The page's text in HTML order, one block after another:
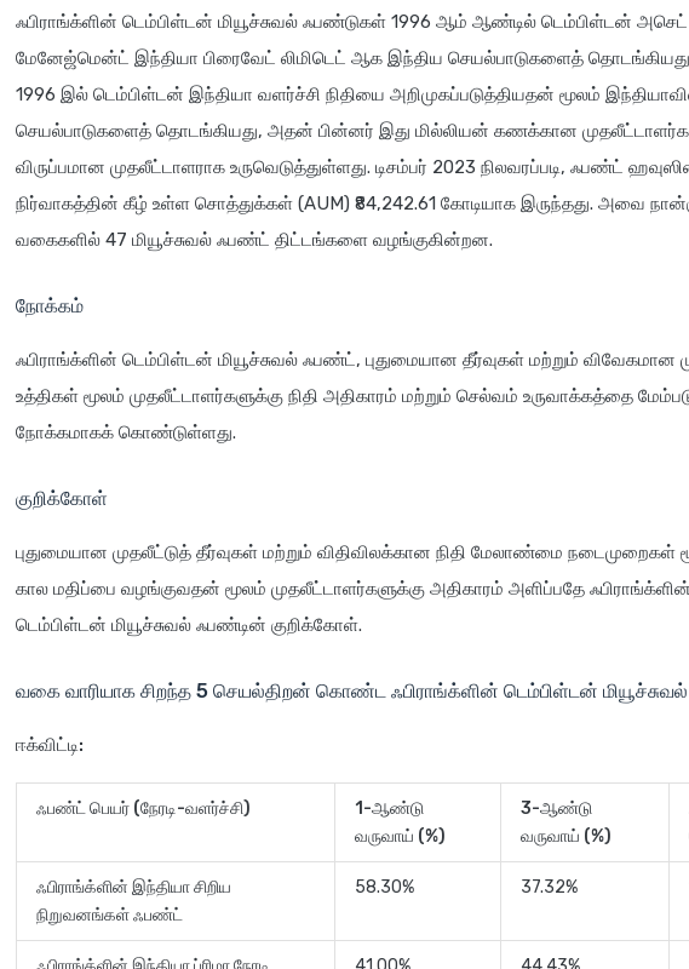
ஃபிராங்க்ளின் டெம்பிள்டன் மியூச்சுவல் ஃபண்டுகள் 1996 ஆம் ஆண்டில் டெம்பிள்டன் அசெட்
மேனேஜ்மென்ட் இந்தியா பிரைவேட் லிமிடெட் ஆக இந்திய செயல்பாடுகளைத்
1996 இல் டெம்பிள்டன் இந்தியா வளர்ச்சி நிதியை அறிமுகப்படுத்தியதன் மூலம்
செயல்பாடுகளைத் தொடங்கியது, அதன் பின்னர் இது மில்லியன் கணக்கான
விருப்பமான முதலீட்டாளராக உருவெடுத்துள்ளது. டிசம்பர் 2023 நிலவரப்படி, ஃபண்ட்
நிர்வாகத்தின் கீழ் உள்ள சொத்துக்கள் (AUM) ₹84,242.61 கோடியாக இருந்தது. அவை
வகைகளில் 47 மியூச்சுவல் ஃபண்ட் திட்டங்களை வழங்குகின்றன.
நோக்கம்
ஃபிராங்க்ளின் டெம்பிள்டன் மியூச்சுவல் ஃபண்ட், புதுமையான தீர்வுகள் மற்றும் விவேகமான
உத்திகள் மூலம் முதலீட்டாளர்களுக்கு நிதி அதிகாரம் மற்றும் செல்வம் உருவாக்கத்தை
நோக்கமாகக் கொண்டுள்ளது.
குறிக்கோள்
புதுமையான முதலீட்டுத் தீர்வுகள் மற்றும் விதிவிலக்கான நிதி மேலாண்மை நடைமுறைகள்
கால மதிப்பை வழங்குவதன் மூலம் முதலீட்டாளர்களுக்கு அதிகாரம் அளிப்பதே ஃபிராங்க்ளின்
டெம்பிள்டன் மியூச்சுவல் ஃபண்டின் குறிக்கோள்.
வகை வாரியாக சிறந்த 5 செயல்திறன் கொண்ட ஃபிராங்க்ளின் டெம்பிள்டன்
ஈக்விட்டி:
ஃபண்ட் பெயர் (நேரடி-வளர்ச்சி)
1-ஆண்டு
வருவாய் (%)
3-ஆண்டு
வருவாய் (%)
ஃபிராங்க்ளின் இந்தியா சிறிய
நிறுவனங்கள் ஃபண்ட்
58.30% 37.32%